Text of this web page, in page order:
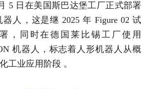
5 日在美国斯巴达堡工厂正式部署
器人‌，这是继 2025 年 Figure 02 试
，同时在德国莱比锡工厂使用
机器人，标志着人形机器人从概
工业应用阶段 。‌‌‌